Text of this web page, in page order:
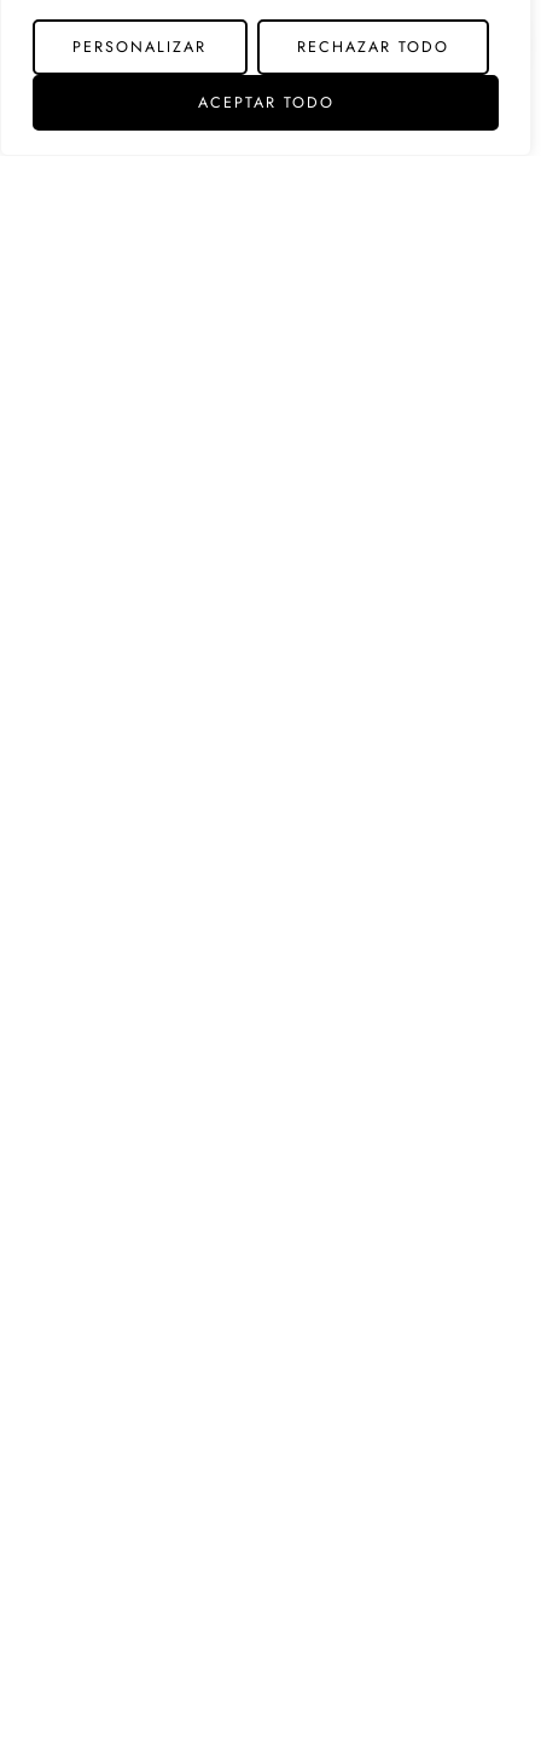
PERSONALIZAR RECHAZAR TODO
ACEPTAR TODO